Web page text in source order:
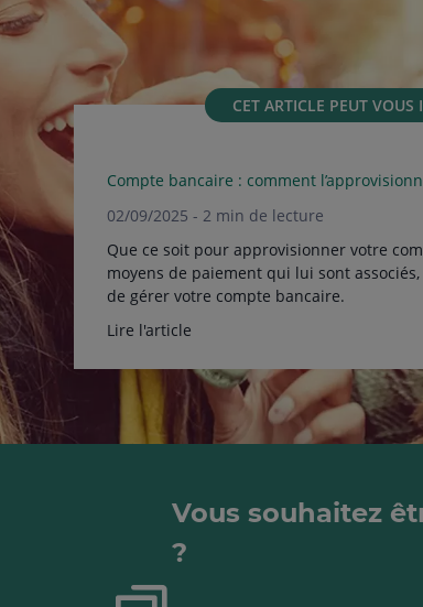
CET ARTICLE PEUT VOUS
Compte bancaire : comment
02/09/2025 - 2 min de lecture
Que ce soit pour approvisionner votre
moyens de paiement qui lui sont
de gérer votre compte bancaire.
Lire l'article
Vous souhaitez
?